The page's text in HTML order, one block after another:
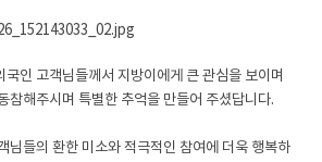
인 고객님들께서 지방이에게 큰 관심을 보이며
참해주시며 특별한 추억을 만들어 주셨답니다.
님들의 환한 미소와 적극적인 참여에 더욱 행복하